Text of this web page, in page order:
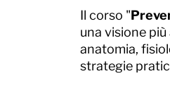
Il corso "
una visione
anatomia,
strategie